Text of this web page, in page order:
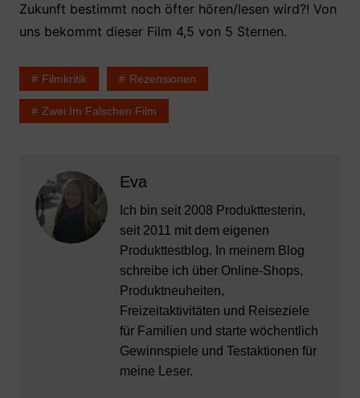
Zukunft bestimmt noch öfter hören/lesen wird?! Von
uns bekommt dieser Film 4,5 von 5 Sternen.
Filmkritik Rezensionen
Zwei Im Falschen Film
Eva
Ich bin seit 2008 Produkttesterin,
seit 2011 mit dem eigenen
Produkttestblog. In meinem Blog
schreibe ich über Online-Shops,
Produktneuheiten,
Freizeitaktivitäten und Reiseziele
für Familien und starte wöchentlich
Gewinnspiele und Testaktionen für
meine Leser.